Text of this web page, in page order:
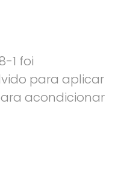
1 foi
para aplicar
acondicionar